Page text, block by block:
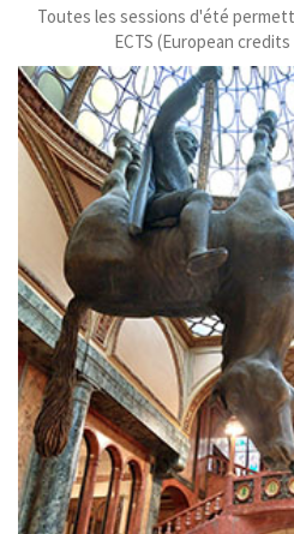
Toutes les sessions d'été
ECTS (European